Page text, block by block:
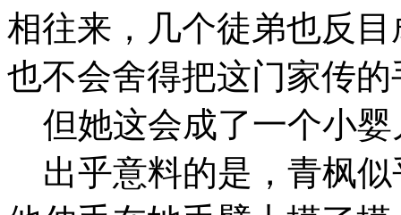
相往来，几个徒弟也反
也不会舍得把这门家传
但她这会成了一个小婴
出乎意料的是，青枫似